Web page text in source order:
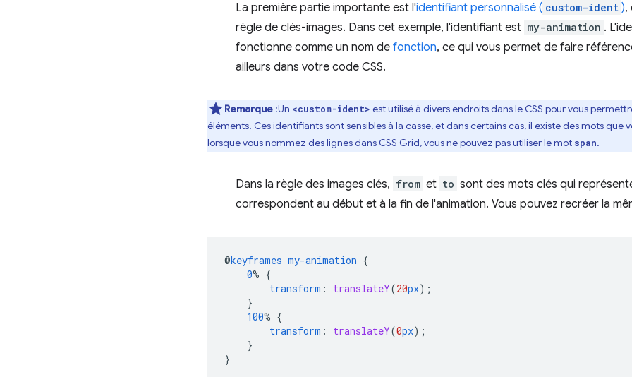
La première partie importante est l'identifiant personnalisé ( custom-ident ),
règle de clés-images. Dans cet exemple, l'identifiant est my-animation .
fonctionne comme un nom de fonction, ce qui vous permet de faire
ailleurs dans votre code CSS.
Remarque :Un <custom-ident> est utilisé à divers endroits dans le CSS pour vous
éléments. Ces identifiants sont sensibles à la casse, et dans certains cas, il existe des mots que
lorsque vous nommez des lignes dans CSS Grid, vous ne pouvez pas utiliser le mot span.
Dans la règle des images clés, from et to sont des mots clés qui
correspondent au début et à la fin de l'animation. Vous pouvez recréer la
@keyframes my-animation {
0% {
transform : translateY(20px);
}
100% {
transform : translateY(0px);
}
}